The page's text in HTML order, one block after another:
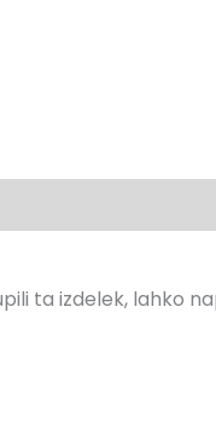
ta izdelek, lahko